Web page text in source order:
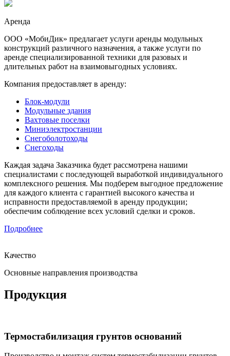
Аренда
ООО «МобиДик» предлагает услуги аренды модульных
конструкций различного назначения, а также услуги по
аренде специализированной техники для разовых и
длительных работ на взаимовыгодных условиях.
Компания предоставляет в аренду:
Блок-модули
Модульные здания
Вахтовые поселки
Миниэлектростанции
Снегоболотоходы
Снегоходы
Каждая задача Заказчика будет рассмотрена нашими
специалистами с последующей выработкой индивидуального
комплексного решения. Мы подберем выгодное предложение
для каждого клиента с гарантией высокого качества и
исправности предоставляемой в аренду продукции;
обеспечим соблюдение всех условий сделки и сроков.
Подробнее
Качество
Основные направления производства
Продукция
Термостабилизация грунтов оснований